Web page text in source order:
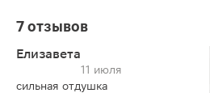
7 отзывов
Елизавета
11 июля
сильная отдушка